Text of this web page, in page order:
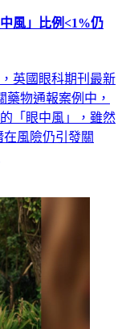
風」比例<1%仍
英國眼科期刊最新
物通報案例中，
「眼中風」，雖然
風險仍引發關